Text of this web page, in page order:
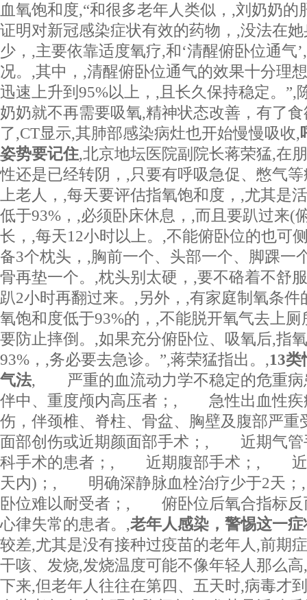
血氧饱和度,“和很多老年人类似，,刘奶奶的
证明对新冠感染症状有效的药物，,没法在
少，,主要依靠适度氧疗,和‘清醒俯卧位通气
况。,其中，,清醒俯卧位通气的效果十分理
迅速上升到95%以上，,且长久保持稳定。”,
奶奶就不再需要吸氧,精神状态改善，有了
了,CT显示,其肺部感染病灶也开始慢慢吸收,
姿势要记住,北京地坛医院副院长蒋荣猛,在
性还是已经转阴，,只要有呼吸急促、憋气
上老人，,每天要评估指氧饱和度，,尤其是
低于93%，,必须卧床休息，,而且要趴过来(
长，,每天12小时以上。,不能俯卧位的也可
备3个枕头，,胸前一个、头部一个、脚踝一
骨再垫一个。,枕头别太硬，,要不硌着不舒
趴2小时再翻过来。,另外，,有家庭制氧条
氧饱和度低于93%的，,不能脱开氧气去上
要防止摔倒。,如果充分俯卧位、吸氧后,指
93%，,务必要去急诊。”,蒋荣猛指出。,13
气法, 严重的血流动力学不稳定的危重
伴中、重度颅内高压者；, 急性出血性
伤，伴颈椎、脊柱、骨盆、胸壁及腹部
面部创伤或近期颜面部手术；, 近期气管
科手术的患者；, 近期腹部手术；, 近
天内)；, 明确深静脉血栓治疗少于2
卧位难以耐受者；, 俯卧位后氧合指标
心律失常的患者。,老年人感染，警惕这一症
较差,尤其是没有接种过疫苗的老年人,前期
干咳、发烧,发烧温度可能不像年轻人那么
下来,但老年人往往在第四、五天时,病毒才